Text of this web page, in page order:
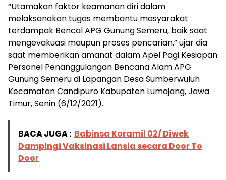
“Utamakan faktor keamanan diri dalam
melaksanakan tugas membantu masyarakat
terdampak Bencal APG Gunung Semeru, baik saat
mengevakuasi maupun proses pencarian,” ujar dia
saat memberikan amanat dalam Apel Pagi Kesiapan
Personel Penanggulangan Bencana Alam APG
Gunung Semeru di Lapangan Desa Sumberwuluh
Kecamatan Candipuro Kabupaten Lumajang, Jawa
Timur, Senin (6/12/2021).
BACA JUGA : Babinsa Koramil 02/ Diwek
Dampingi Vaksinasi Lansia secara Door To
Door